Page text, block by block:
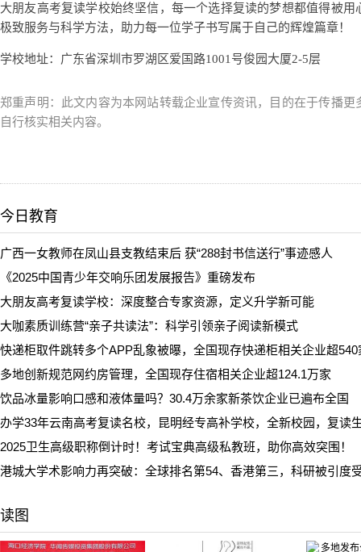
大朋友高考复读学校始终坚信，每一个选择复读的梦想都值得被
极致服务与科学方法，助力每一位学子书写属于自己的辉煌篇章！
学校地址：广东省深圳市罗湖区爱国路1001号俊园大厦2-5层
郑重声明：此文内容为本网站转载企业宣传资讯，目的在于传播
自行核实相关内容。
今日教育
广西一女教师在凤山县支教结束后 获“288封书信送行”事迹感人
《2025中国青少年交响乐团发展报告》重磅发布
大朋友高考复读学校：深度整合专家资源，定义升学新可能
大咖素质训练营“亲子共读法”：科学引领亲子阅读新模式
快递柜取件跳转多个APP乱象被曝，全国现存快递柜相关企业超540
多地创新规范网约房管理，全国现存住宿相关企业超124.1万家
饮品冰量影响口感和液体量吗？30.4万余家新茶饮企业已遍布全国
办学33年云南高考复读名校，昆明经专高补学校，全新校园，复读
2025卫生高级职称倒计时！考试宝典高级私教班，助你高效突围！
港城大学术影响力再突破：全球排名第54、香港第三，科研被引度
读图